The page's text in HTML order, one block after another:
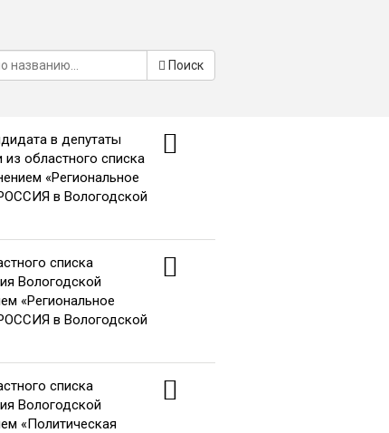
Поиск
в депутаты
областного списка
«Региональное
в Вологодской
списка
Вологодской
«Региональное
в Вологодской
списка
Вологодской
«Политическая